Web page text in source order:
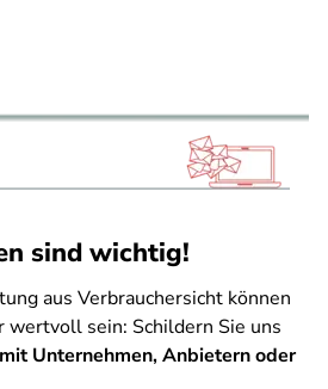
sind wichtig!
aus Verbrauchersicht können
wertvoll sein: Schildern Sie uns
Unternehmen, Anbietern oder